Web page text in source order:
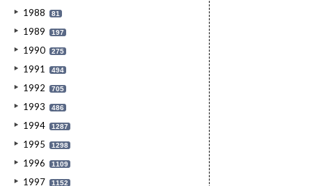
1988 81
1989 197
1990 275
1991 494
1992 705
1993 486
1994 1287
1995 1298
1996 1109
1997 1152